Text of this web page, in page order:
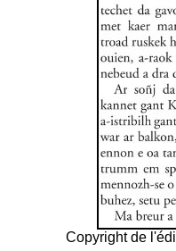
Copyright de